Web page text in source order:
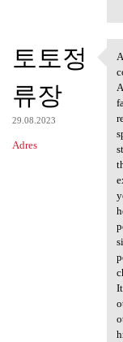
토토정
류장
29.08.2023
Adres